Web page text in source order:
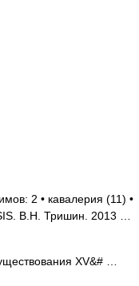
2 • кавалерия (11) •
В.Н. Тришин. 2013 …
XV&# …